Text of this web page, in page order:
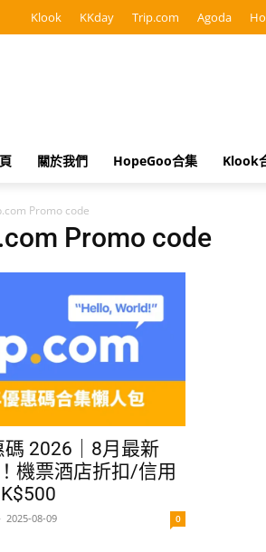
Klook KKday Trip.com Agoda
關於我們 HopeGoo合集 Klook
Promo code
Promo code
2026｜8月最新
機票酒店折扣/信用
- 2025-08-09 0